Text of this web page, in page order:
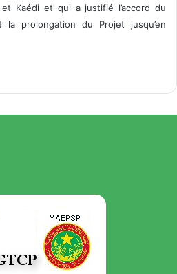
Kaédi et qui a justifié l’accord du
la prolongation du Projet jusqu’en